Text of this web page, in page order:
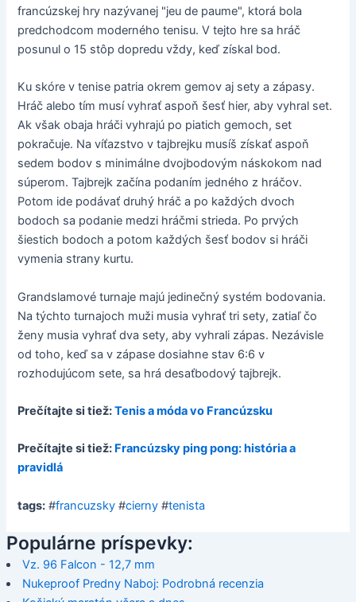
francúzskej hry nazývanej "jeu de paume", ktorá bola
predchodcom moderného tenisu. V tejto hre sa hráč
posunul o 15 stôp dopredu vždy, keď získal bod.
Ku skóre v tenise patria okrem gemov aj sety a zápasy.
Hráč alebo tím musí vyhrať aspoň šesť hier, aby vyhral set.
Ak však obaja hráči vyhrajú po piatich gemoch, set
pokračuje. Na víťazstvo v tajbrejku musíš získať aspoň
sedem bodov s minimálne dvojbodovým náskokom nad
súperom. Tajbrejk začína podaním jedného z hráčov.
Potom ide podávať druhý hráč a po každých dvoch
bodoch sa podanie medzi hráčmi strieda. Po prvých
šiestich bodoch a potom každých šesť bodov si hráči
vymenia strany kurtu.
Grandslamové turnaje majú jedinečný systém bodovania.
Na týchto turnajoch muži musia vyhrať tri sety, zatiaľ čo
ženy musia vyhrať dva sety, aby vyhrali zápas. Nezávisle
od toho, keď sa v zápase dosiahne stav 6:6 v
rozhodujúcom sete, sa hrá desaťbodový tajbrejk.
Prečítajte si tiež:Tenis a móda vo Francúzsku
Prečítajte si tiež: Francúzsky ping pong: história a
pravidlá
tags: #francuzsky #cierny #tenista
Populárne príspevky:
Vz. 96 Falcon - 12,7 mm
Nukeproof Predny Naboj: Podrobná recenzia